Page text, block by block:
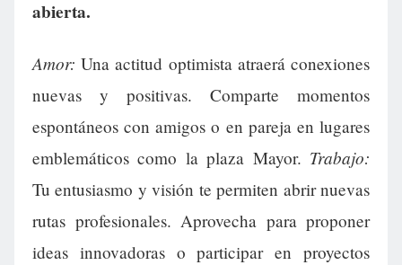
abierta.
Amor: Una actitud optimista atraerá conexiones
nuevas y positivas. Comparte momentos
espontáneos con amigos o en pareja en lugares
emblemáticos como la plaza Mayor. Trabajo:
Tu entusiasmo y visión te permiten abrir nuevas
rutas profesionales. Aprovecha para proponer
ideas innovadoras o participar en proyectos